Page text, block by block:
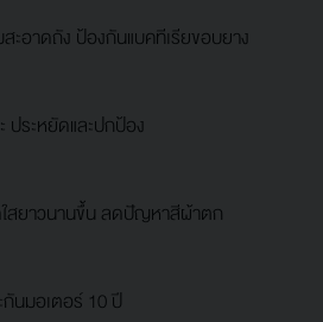
ะอาดถัง ป้องกันแบคทีเรียขอบยาง
ประหยัดและปกป้อง
สยาวนานขึ้น ลดปัญหาสีผ้าตก
นมอเตอร์ 10 ปี